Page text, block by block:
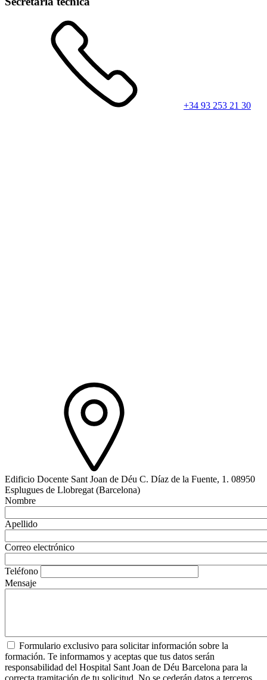
+34 93 253 21 30
Edificio Docente Sant Joan de Déu C. Díaz de la Fuente, 1. 08950
Esplugues de Llobregat (Barcelona)
Nombre
Apellido
Correo electrónico
Teléfono
Mensaje
Formulario exclusivo para solicitar información sobre la
formación. Te informamos y aceptas que tus datos serán
responsabilidad del Hospital Sant Joan de Déu Barcelona para la